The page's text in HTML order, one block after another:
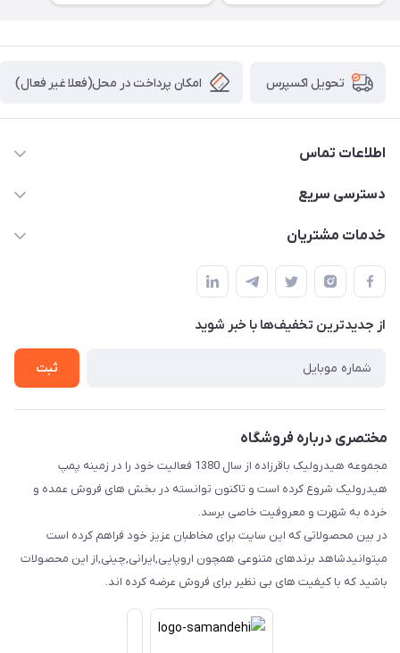
تحویل اکسپرس امکان پرداخت در محل(فعلا غیر فعال)
اطلاعات تماس
04432336021
دسترسی سریع
حساب کاربری
لیست محصولات
درباره ما
خدمات مشتریان
قوانین و مقررات
حریم خصوصی
راهنما
از جدید‌ترین تخفیف‌ها با‌ خبر شوید
ثبت
مختصری درباره فروشگاه
مجموعه هیدرولیک باقرزاده از سال 1380 فعالیت خود را در زمینه پمپ
هیدرولیک شروع کرده است و تاکنون توانسته در بخش های فروش عمده و
خرده به شهرت و معروفیت خاصی برسد.
در بین محصولاتی که این سایت برای مخاطبان عزیز خود فراهم کرده است
میتوانیدشاهد برندهای متنوعی همچون اروپایی,ایرانی,چینی,از این محصولات
باشید که با کیفیت های بی نظیر برای فروش عرضه کرده اند.